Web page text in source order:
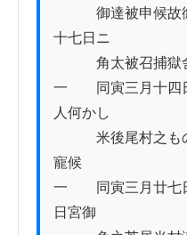
御達被申候故御
十七日ニ
角太被召捕獄舎
一　　同寅三月十四
人何かし
米後尾村之もの
寵候
一　　同寅三月廿七
日宮御